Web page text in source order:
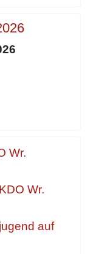
Wr.
Wr.
auf